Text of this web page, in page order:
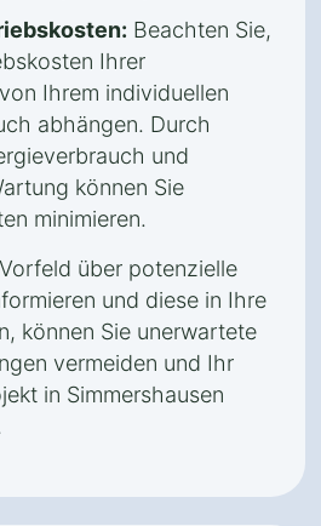
Beachten Sie,
Ihrer
Ihrem individuellen
abhängen. Durch
und
können Sie
minimieren.
über potenzielle
und diese in Ihre
können Sie unerwartete
vermeiden und Ihr
in Simmershausen